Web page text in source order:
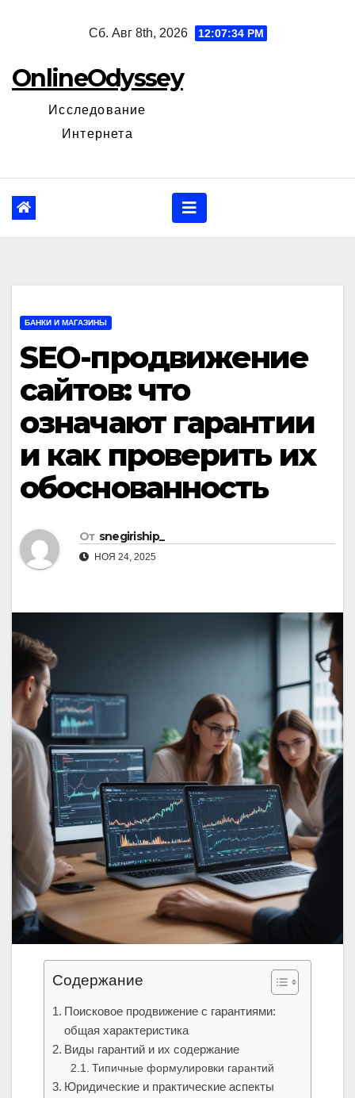
Сб. Авг 8th, 2026 12:07:36 PM
OnlineOdyssey
Исследование
Интернета
БАНКИ И МАГАЗИНЫ
SEO-продвижение
сайтов: что
означают гарантии
и как проверить их
обоснованность
От snegiriship_
НОЯ 24, 2025
Содержание
Поисковое продвижение с гарантиями:
общая характеристика
Виды гарантий и их содержание
Типичные формулировки гарантий
Юридические и практические аспекты